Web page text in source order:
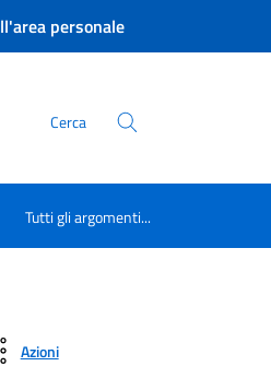
personale
Cerca
Tutti gli argomenti...
Azioni